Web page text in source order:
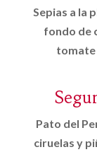
Sepias a la
fondo de
tomate
Pato del
ciruelas y